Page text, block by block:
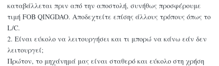
καταβάλλεται πριν από την αποστολή, συνήθως προσφέρουμε
τιμή FOB QINGDAO. Αποδεχτείτε επίσης άλλους τρόπους όπως το
L/C.
2. Είναι εύκολο να λειτουργήσει και τι μπορώ να κάνω εάν δεν
λειτουργεί;
Πρώτον, το μηχάνημά μας είναι σταθερό και εύκολο στη χρήση